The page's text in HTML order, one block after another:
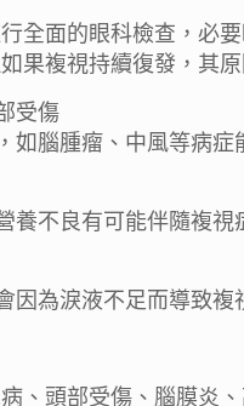
全面的眼科檢查，必
果複視持續復發，其原
受傷
如腦腫瘤、中風等病症
養不良有可能伴隨複
因為淚液不足而導致複
、頭部受傷、腦膜炎